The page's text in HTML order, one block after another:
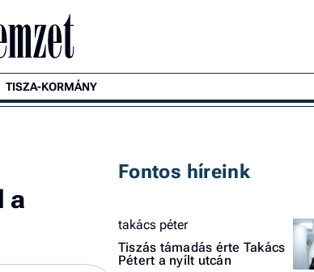
TISZA-KORMÁNY
a
Fontos híreink
takács péter
Tiszás támadás érte Takács
Pétert a nyílt utcán